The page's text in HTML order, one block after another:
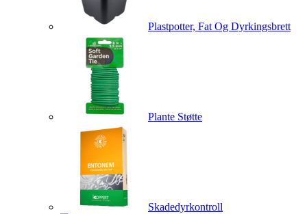
Plastpotter, Fat Og Dyrkingsbrett
Plante Støtte
Skadedyrkontroll